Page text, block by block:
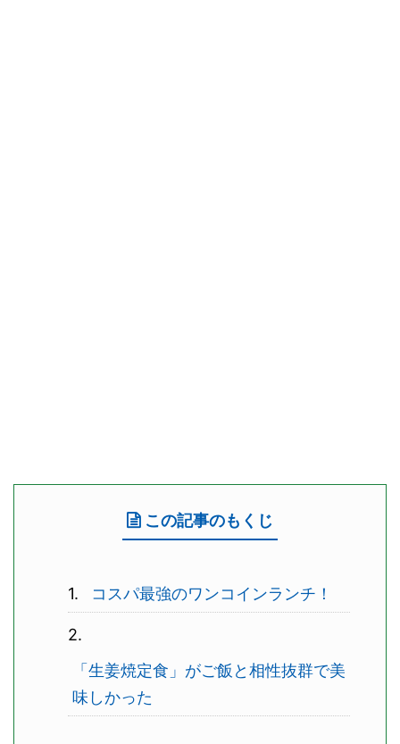
この記事のもくじ
コスパ最強のワンコインランチ！
「生姜焼定食」がご飯と相性抜群で美
味しかった